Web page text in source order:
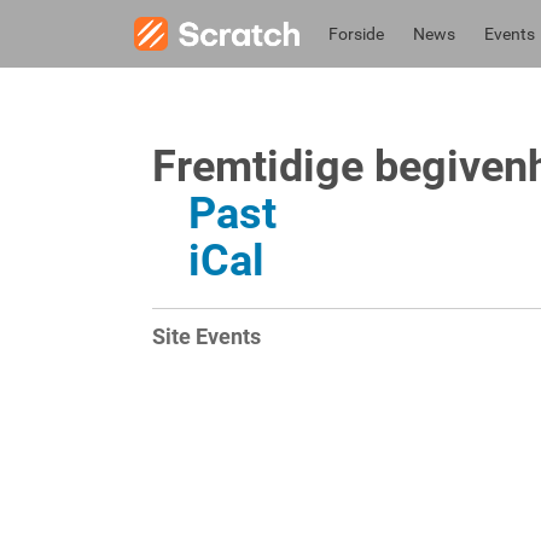
Forside News Events
Fremtidige
Past
iCal
Site Events